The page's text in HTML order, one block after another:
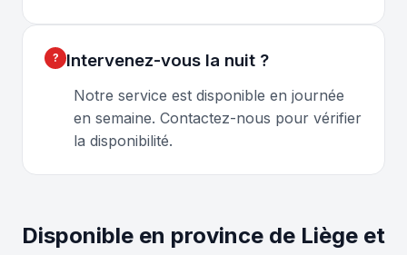
Intervenez-vous la nuit ?
Notre service est disponible en journée
en semaine. Contactez-nous pour vérifier
la disponibilité.
Disponible en province de Liège et